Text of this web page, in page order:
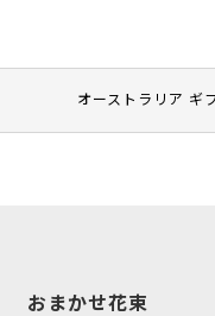
オーストラリア ギ
おまかせ花束